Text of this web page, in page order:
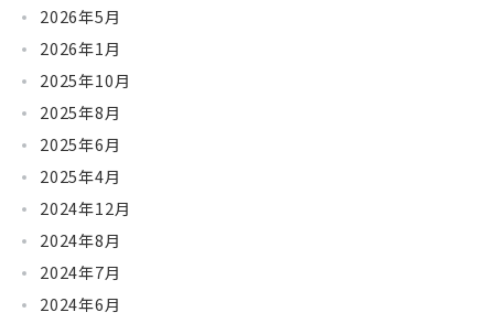
2026年5月
2026年1月
2025年10月
2025年8月
2025年6月
2025年4月
2024年12月
2024年8月
2024年7月
2024年6月